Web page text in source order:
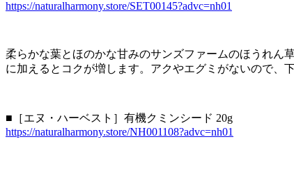
https://naturalharmony.store/SET00145?advc=nh01
柔らかな葉とほのかな甘みのサンズファームのほうれん
に加えるとコクが増します。アクやエグミがないので、
■［エヌ・ハーベスト］有機クミンシード 20g
https://naturalharmony.store/NH001108?advc=nh01